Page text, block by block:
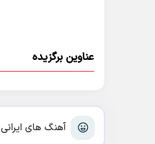
عناوین برگزیده
آهنگ های ایرانی